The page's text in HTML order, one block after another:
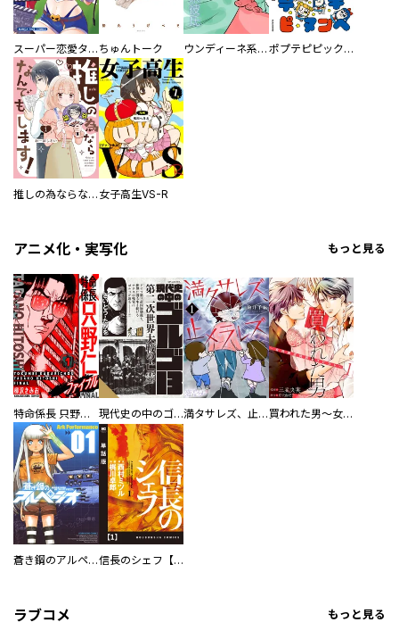
スーパー恋愛タイム！～現場でドＳな彼女は自宅でデレる～ ちゅんトーク ウンディーネ系彼氏 ポプテピピック SEASON EIGHT
推しの為ならなんでもします！ 女子高生VS-R
アニメ化・実写化 もっと見る
特命係長 只野仁ファイナル 愛蔵版 現代史の中のゴルゴ13 満タサレズ、止メラレズ 買われた男～女性限定快感セラピスト～【描き下ろしおまけ付き特装版】
蒼き鋼のアルペジオ 信長のシェフ【単話版】
ラブコメ もっと見る